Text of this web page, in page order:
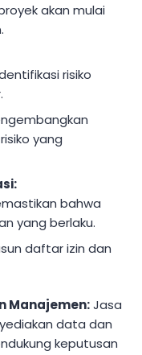
akan mulai
risiko
yang
bahwa
yang berlaku.
daftar izin dan
Manajemen:Jasa
data dan
keputusan